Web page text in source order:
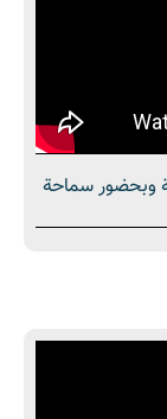
خليفة وبحضور سماحة